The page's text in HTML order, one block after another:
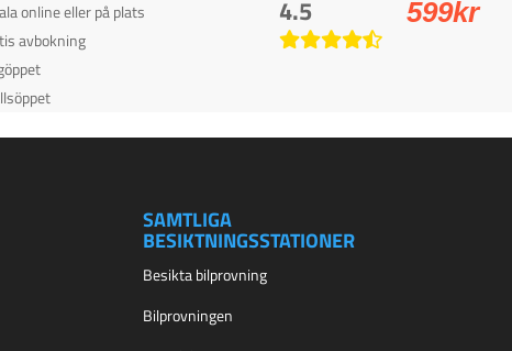
online eller på plats
avbokning
4.5 599kr
SAMTLIGA
BESIKTNINGSSTATIONER
Besikta bilprovning
Bilprovningen